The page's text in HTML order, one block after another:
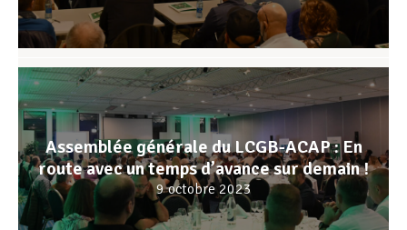
Assemblée générale du LCGB-ACAP : En
route avec un temps d’avance sur demain !
9 octobre 2023